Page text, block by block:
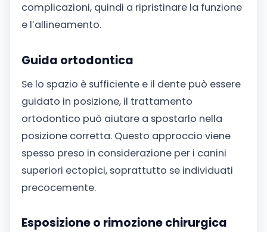
complicazioni, quindi a ripristinare la funzione
e l’allineamento.
Guida ortodontica
Se lo spazio è sufficiente e il dente può essere
guidato in posizione, il trattamento
ortodontico può aiutare a spostarlo nella
posizione corretta. Questo approccio viene
spesso preso in considerazione per i canini
superiori ectopici, soprattutto se individuati
precocemente.
Esposizione o rimozione chirurgica